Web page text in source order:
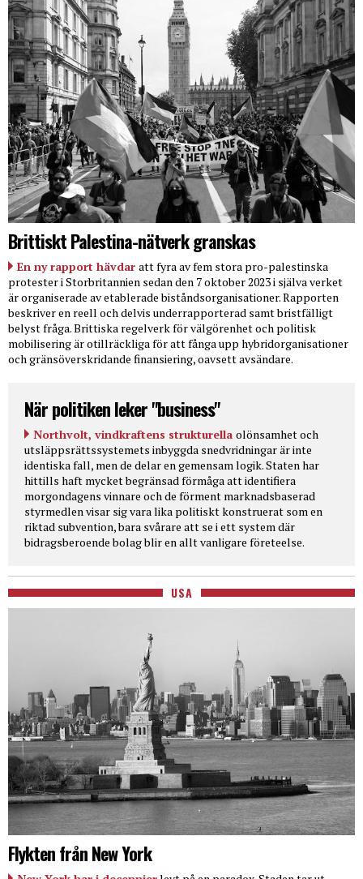
Brittiskt Palestina-nätverk granskas
En ny rapport hävdar att fyra av fem stora pro-palestinska
protester i Storbritannien sedan den 7 oktober 2023 i själva verket
är organiserade av etablerade biståndsorganisationer. Rapporten
beskriver en reell och delvis underrapporterad samt bristfälligt
belyst fråga. Brittiska regelverk för välgörenhet och politisk
mobilisering är otillräckliga för att fånga upp hybridorganisationer
och gränsöverskridande finansiering, oavsett avsändare.
När politiken leker "business"
Northvolt, vindkraftens strukturella olönsamhet och
utsläppsrättssystemets inbyggda snedvridningar är inte
identiska fall, men de delar en gemensam logik. Staten har
hittills haft mycket begränsad förmåga att identifiera
morgondagens vinnare och de förment marknadsbaserad
styrmedlen visar sig vara lika politiskt konstruerat som en
riktad subvention, bara svårare att se i ett system där
bidragsberoende bolag blir en allt vanligare företeelse.
USA
Flykten från New York